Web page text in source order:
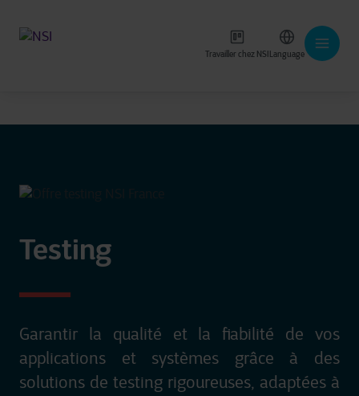
Travailler chez NSILanguage
Testing
Garantir la qualité et la fiabilité de vos
applications et systèmes grâce à des
solutions de testing rigoureuses, adaptées à